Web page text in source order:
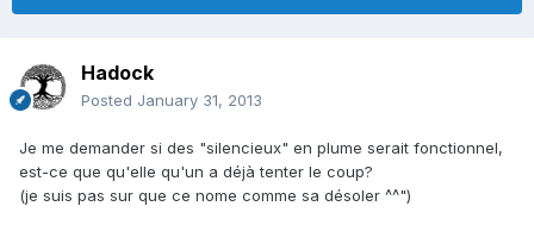
Hadock
Posted January 31, 2013
Je me demander si des "silencieux" en plume serait fonctionnel,
est-ce que qu'elle qu'un a déjà tenter le coup?
(je suis pas sur que ce nome comme sa désoler ^^")